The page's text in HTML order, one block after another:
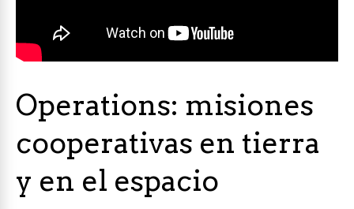
Operations: misiones
cooperativas en tierra
y en el espacio